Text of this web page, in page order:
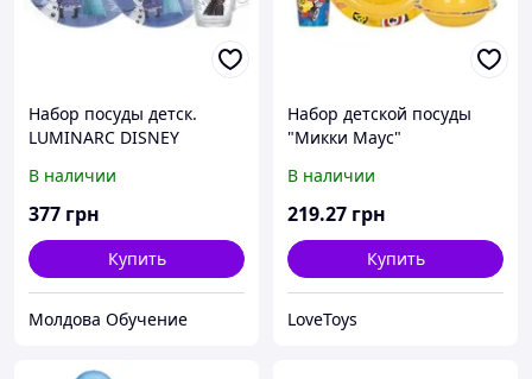
Набор посуды детск.
LUMINARC DISNEY
НАБОР/3 пр.короб
В наличии
377 грн
Купить
Молдова Обучение
Набор детской посуды
"Микки Маус"
В наличии
219.27 грн
Купить
LoveToys